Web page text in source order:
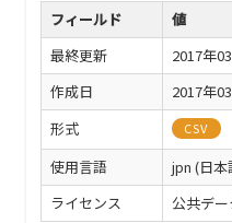
フィールド
値
最終更新
2017年
作成日
2017年
形式
CSV
使用言語
jpn (日本
ライセンス
公共デー